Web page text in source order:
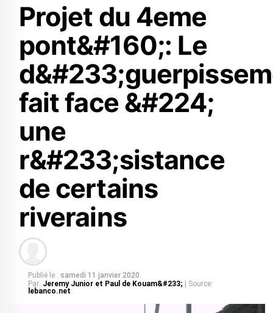
Projet du 4eme
pont&#160;: Le
fait face &#224;
une
r&#233;sistance
de certains
riverains
Publié le : samedi 11 janvier 2020
Par: Jeremy Junior et Paul de Kouam&#233;
| Source:
lebanco.net